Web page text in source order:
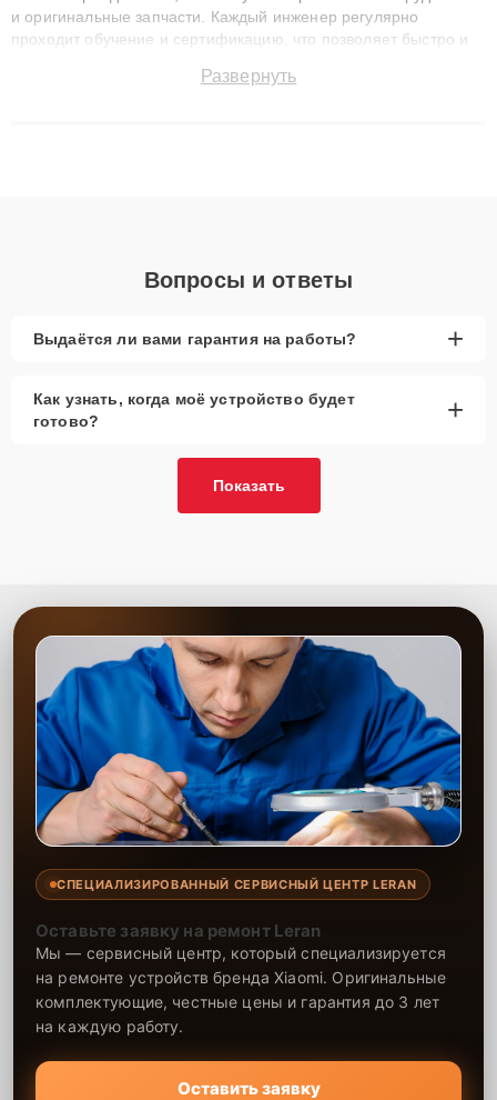
и оригинальные запчасти. Каждый инженер регулярно
проходит обучение и сертификацию, что позволяет быстро и
сохранением гарантии до 3 лет. Наши мастера решают
Развернуть
Вопросы и ответы
Выдаётся ли вами гарантия на работы? +
Как узнать, когда моё устройство будет
готово?
+
Показать
СПЕЦИАЛИЗИРОВАННЫЙ СЕРВИСНЫЙ ЦЕНТР LERAN
Оставьте заявку на ремонт Leran
Мы — сервисный центр, который специализируется
на ремонте устройств бренда Xiaomi. Оригинальные
комплектующие, честные цены и гарантия до 3 лет
на каждую работу.
Оставить заявку